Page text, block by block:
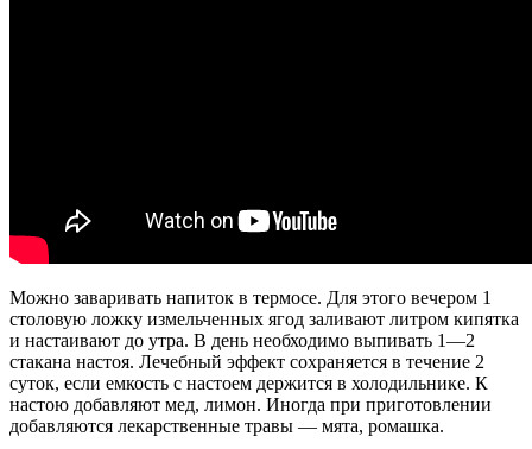
Можно заваривать напиток в термосе. Для этого вечером 1
столовую ложку измельченных ягод заливают литром кипятка
и настаивают до утра. В день необходимо выпивать 1—2
стакана настоя. Лечебный эффект сохраняется в течение 2
суток, если емкость с настоем держится в холодильнике. К
настою добавляют мед, лимон. Иногда при приготовлении
добавляются лекарственные травы — мята, ромашка.